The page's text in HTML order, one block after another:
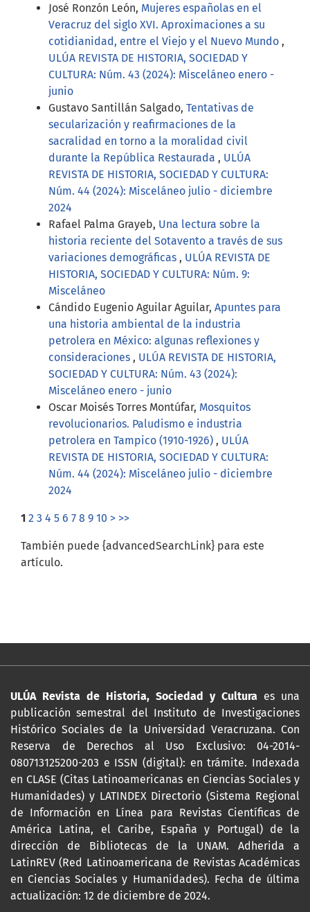
José Ronzón León, Mujeres españolas en el
Veracruz del siglo XVI. Aproximaciones a su
cotidianidad, entre el Viejo y el Nuevo Mundo ,
ULÚA REVISTA DE HISTORIA, SOCIEDAD Y
CULTURA: Núm. 43 (2024): Misceláneo enero -
junio
Gustavo Santillán Salgado, Tentativas de
secularización y reafirmaciones de la
sacralidad en torno a la moralidad civil
durante la República Restaurada , ULÚA
REVISTA DE HISTORIA, SOCIEDAD Y CULTURA:
Núm. 44 (2024): Misceláneo julio - diciembre
2024
Rafael Palma Grayeb, Una lectura sobre la
historia reciente del Sotavento a través de sus
variaciones demográficas , ULÚA REVISTA DE
HISTORIA, SOCIEDAD Y CULTURA: Núm. 9:
Misceláneo
Cándido Eugenio Aguilar Aguilar, Apuntes para
una historia ambiental de la industria
petrolera en México: algunas reflexiones y
consideraciones , ULÚA REVISTA DE HISTORIA,
SOCIEDAD Y CULTURA: Núm. 43 (2024):
Misceláneo enero - junio
Oscar Moisés Torres Montúfar, Mosquitos
revolucionarios. Paludismo e industria
petrolera en Tampico (1910-1926) , ULÚA
REVISTA DE HISTORIA, SOCIEDAD Y CULTURA:
Núm. 44 (2024): Misceláneo julio - diciembre
2024
1 2 3 4 5 6 7 8 9 10 > >>
También puede {advancedSearchLink} para este
artículo.
ULÚA Revista de Historia, Sociedad y Cultura es una
publicación semestral del Instituto de Investigaciones
Histórico Sociales de la Universidad Veracruzana. Con
Reserva de Derechos al Uso Exclusivo: 04-2014-
080713125200-203 e ISSN (digital): en trámite. Indexada
en CLASE (Citas Latinoamericanas en Ciencias Sociales y
Humanidades) y LATINDEX Directorio (Sistema Regional
de Información en Línea para Revistas Científicas de
América Latina, el Caribe, España y Portugal) de la
dirección de Bibliotecas de la UNAM. Adherida a
LatinREV (Red Latinoamericana de Revistas Académicas
en Ciencias Sociales y Humanidades). Fecha de última
actualización: 12 de diciembre de 2024.